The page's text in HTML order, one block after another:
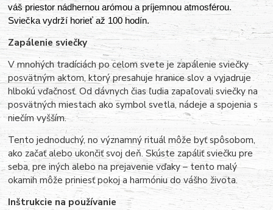
váš priestor nádhernou arómou a príjemnou atmosférou.
Sviečka vydrží horieť až 100 hodín.
Zapálenie sviečky
V mnohých tradíciách po celom svete je zapálenie sviečky
posvätným aktom, ktorý presahuje hranice slov a vyjadruje
hlbokú vďačnosť. Od dávnych čias ľudia zapaľovali sviečky na
posvätných miestach ako symbol svetla, nádeje a spojenia s
niečím vyšším.
Tento jednoduchý, no významný rituál môže byť spôsobom,
ako začať alebo ukončiť svoj deň. Skúste zapáliť sviečku pre
seba, pre iných alebo na prejavenie vďaky – tento malý
okamih môže priniesť pokoj a harmóniu do vášho života.
Inštrukcie na používanie